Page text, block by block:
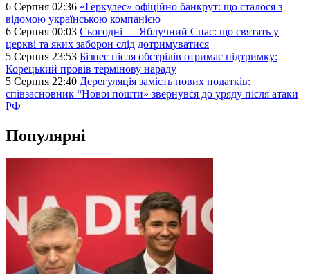
6 Серпня 02:36 «Геркулес» офіційно банкрут: що сталося з
відомою українською компанією
6 Серпня 00:03 Сьогодні — Яблучний Спас: що святять у
церкві та яких заборон слід дотримуватися
5 Серпня 23:53 Бізнес після обстрілів отримає підтримку:
Корецький провів термінову нараду
5 Серпня 22:40 Дерегуляція замість нових податків:
співзасновник “Нової пошти» звернувся до уряду після атаки
РФ
Популярні